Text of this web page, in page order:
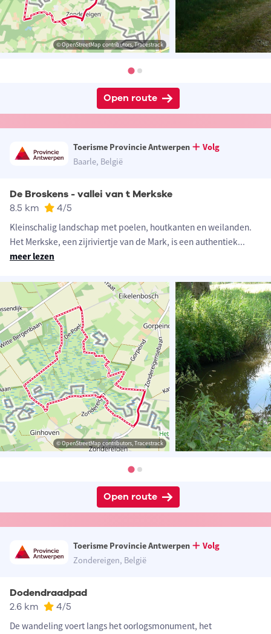
© OpenStreetMap contributors, Tracestrack
Open route
Toerisme Provincie Antwerpen
Volg
Baarle, België
De Broskens - vallei van t Merkske
8.5 km 4/5
Kleinschalig landschap met poelen, houtkanten en weilanden.
Het Merkske, een zijriviertje van de Mark, is een authentiek...
meer lezen
© OpenStreetMap contributors, Tracestrack
Open route
Toerisme Provincie Antwerpen
Volg
Zondereigen, België
Dodendraadpad
2.6 km 4/5
De wandeling voert langs het oorlogsmonument, het